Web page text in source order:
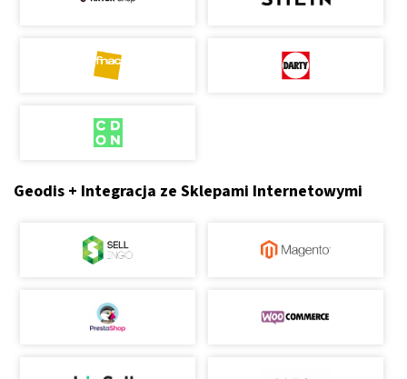
Geodis + Integracja ze Sklepami Internetowymi